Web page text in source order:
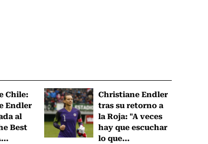
Chile:
Endler
al
Best
Christiane Endler
tras su retorno a
la Roja: "A veces
hay que escuchar
lo que...